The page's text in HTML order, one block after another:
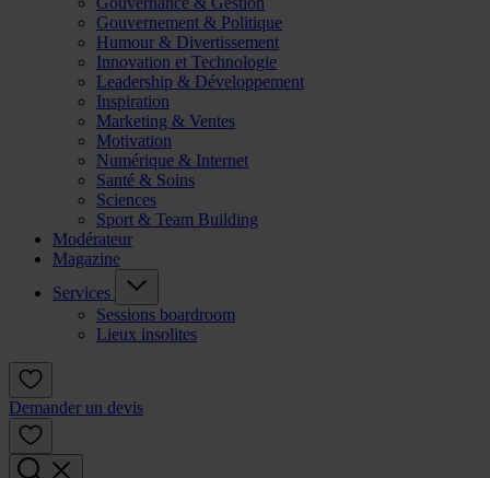
Gouvernement & Politique
Humour & Divertissement
Innovation et Technologie
Leadership & Développement
Inspiration
Marketing & Ventes
Motivation
Numérique & Internet
Santé & Soins
Sciences
Sport & Team Building
Modérateur
Magazine
Services
Sessions boardroom
Lieux insolites
Demander un devis